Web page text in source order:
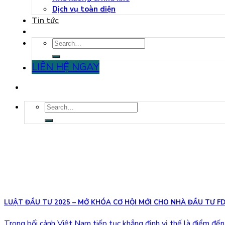
Dịch vụ toàn diện
Tin tức
LIÊN HỆ NGAY
LUẬT ĐẦU TƯ 2025 – MỞ KHÓA CƠ HỘI MỚI CHO NHÀ ĐẦU TƯ